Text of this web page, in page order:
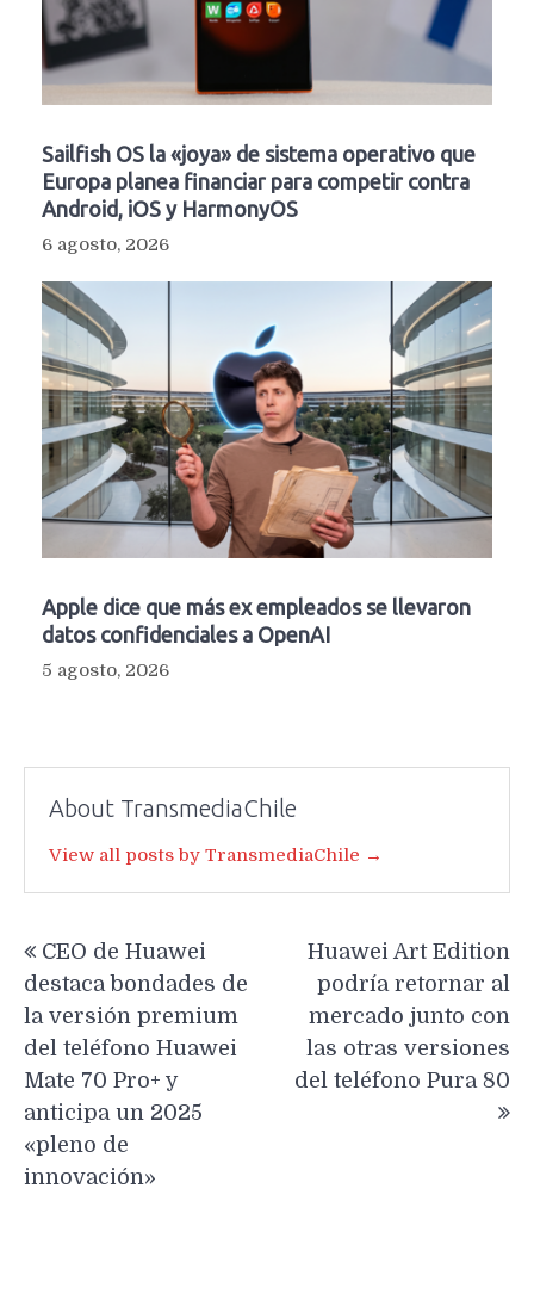
Sailfish OS la «joya» de sistema operativo que
Europa planea financiar para competir contra
Android, iOS y HarmonyOS
6 agosto, 2026
Apple dice que más ex empleados se llevaron
datos confidenciales a OpenAI
5 agosto, 2026
About TransmediaChile
View all posts by TransmediaChile →
de
entradas
CEO de Huawei
destaca bondades de
la versión premium
del teléfono Huawei
Mate 70 Pro+ y
anticipa un 2025
«pleno de
innovación»
Huawei Art Edition
podría retornar al
mercado junto con
las otras versiones
del teléfono Pura 80